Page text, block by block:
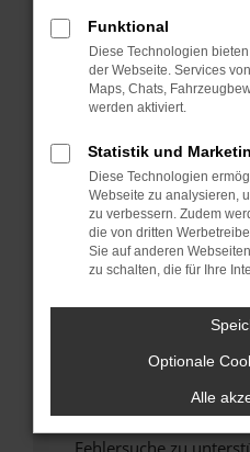
Fenster?
Starte dein Gerät
Das kann manchmal
Probleme zu beheben.
Stelle sicher, dass
Betriebssystem auf
sind.
Veraltete Software
Sicherheitsrisiko,
führen, dass
Wende dich an den
Wenn du alle oben
hast, kontaktiere uns
versuchen, das
uns diesen Text
Fehlersuche zu
Funktional
Diese Technologien
der Webseite. Services
Maps, Chats,
werden aktiviert.
Statistik und
Diese Technologien
Webseite zu analysieren,
zu verbessern. Zudem
die von dritten
Sie auf anderen
zu schalten, die für Ihre
Optionale
Alle